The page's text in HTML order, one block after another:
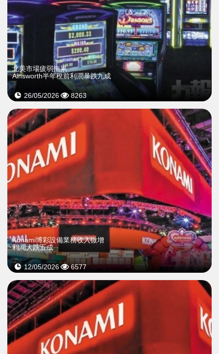
北美市場疲弱拖累
Ainsworth半年稅前利潤暴跌九成
26/05/2026 8263
Konami博彩設備業務收入微增
利潤大跌五成
12/05/2026 6577